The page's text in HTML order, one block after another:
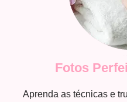
Fotos
Aprenda as técnicas e